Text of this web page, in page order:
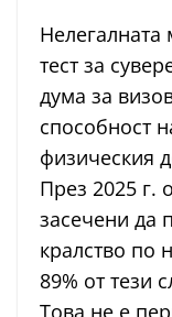
тест за
дума за
способност
физическия
През 2025 г.
засечени да
кралство по
89% от тези